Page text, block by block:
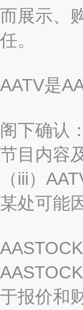
而展示、
任。
AATV是
阁下确认
节目内容
（iii）
某处可能
于报价和